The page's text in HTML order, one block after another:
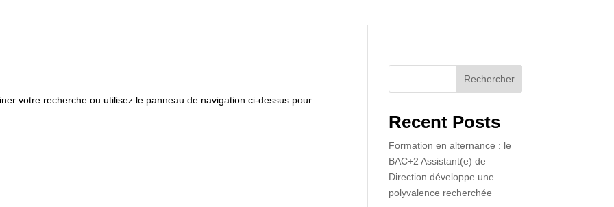
votre recherche ou utilisez le panneau de navigation ci-dessus pour
Rechercher
Recent Posts
Formation en alternance : le
BAC+2 Assistant(e) de
Direction développe une
polyvalence recherchée